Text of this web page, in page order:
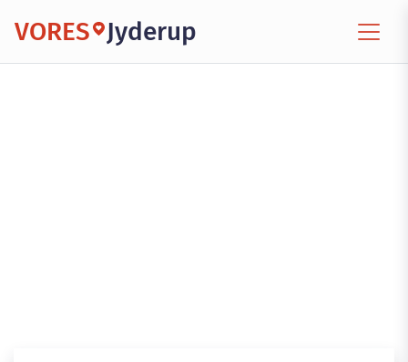
VORES Jyderup